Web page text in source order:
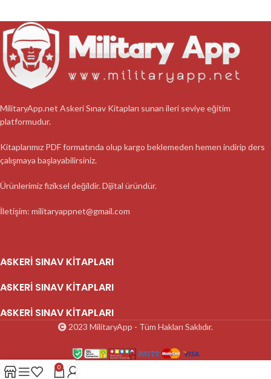
MilitaryApp.net Askeri Sınav Kitapları sunan ileri seviye eğitim
platformudur.
Kitaplarımız PDF formatında olup kargo beklemeden hemen indirip ders
çalışmaya başlayabilirsiniz.
Ürünlerimiz fiziksel değildir. Dijital üründür.
İletişim: militaryappnet@gmail.com
ASKERI SINAV KITAPLARI
ASKERI SINAV KITAPLARI
ASKERI SINAV KITAPLARI
2023 MilitaryApp - Tüm Hakları Saklıdır.
0